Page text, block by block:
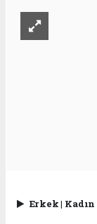
Erkek| Kadın